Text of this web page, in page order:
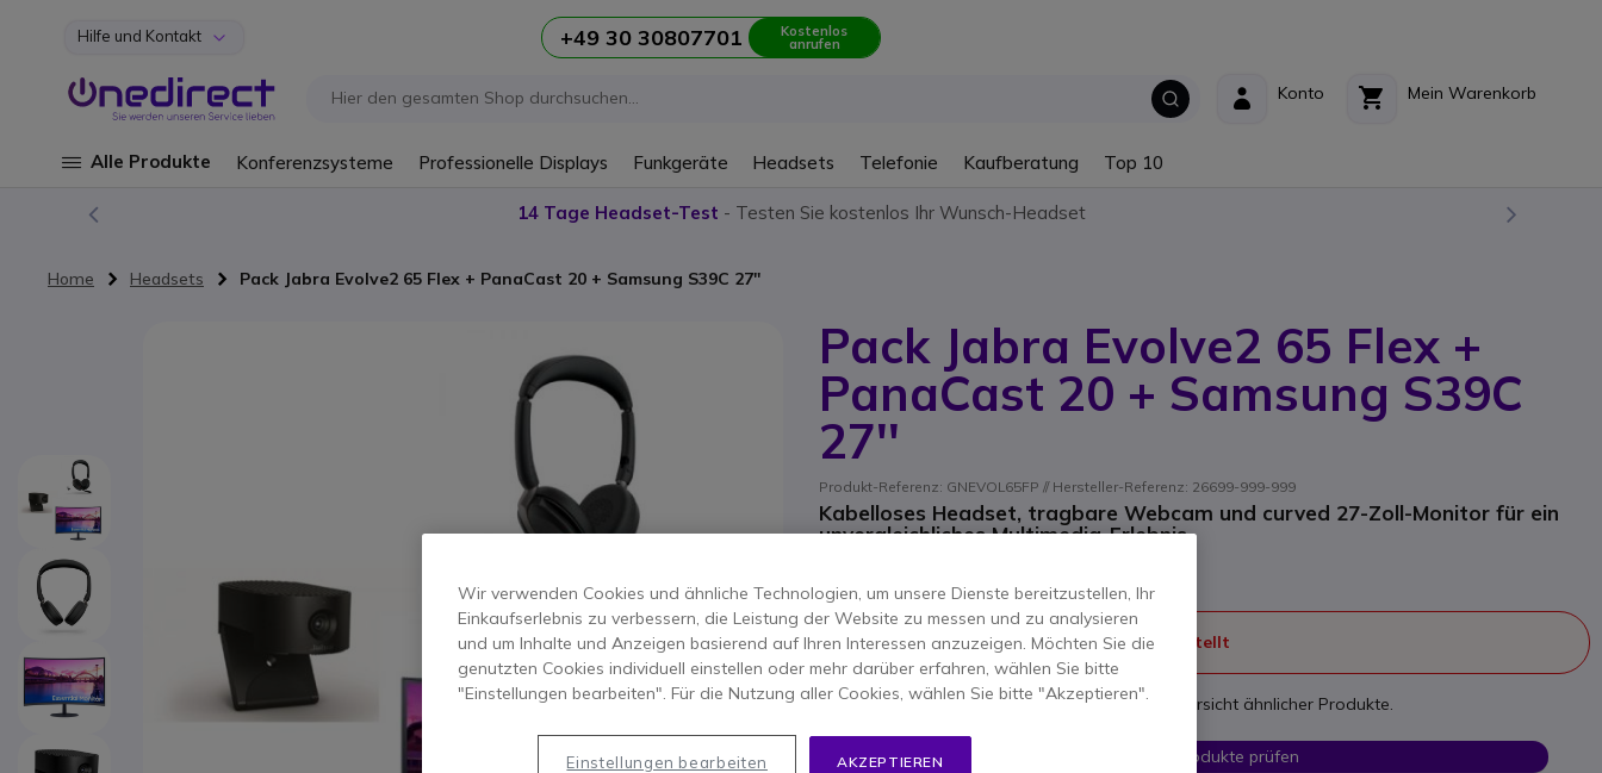
Zum Inhalt springen
Hilfe und Kontakt +49 30 30807701 Kostenlos
anrufen
Mein Warenkorb
Konto
Alle Produkte Konferenzsysteme Professionelle Displays Funkgeräte Headsets Telefonie Kaufberatung Top 10
14 Tage Headset-Test - Testen Sie kostenlos Ihr Wunsch-Headset
Home Headsets Pack Jabra Evolve2 65 Flex + PanaCast 20 + Samsung S39C 27''
Pack Jabra Evolve2 65 Flex +
PanaCast 20 + Samsung S39C
27''
Produkt-Referenz: GNEVOL65FP // Hersteller-Referenz: 26699-999-999
Kabelloses Headset, tragbare Webcam und curved 27-Zoll-Monitor für ein
unvergleichliches Multimedia-Erlebnis.
Dieses Produkt wird nicht mehr hergestellt
Hier finden Sie eine Übersicht ähnlicher Produkte.
Ähnliche Produkte prüfen
Wir verwenden Cookies und ähnliche Technologien, um unsere Dienste bereitzustellen, Ihr
Einkaufserlebnis zu verbessern, die Leistung der Website zu messen und zu analysieren
und um Inhalte und Anzeigen basierend auf Ihren Interessen anzuzeigen. Möchten Sie die
genutzten Cookies individuell einstellen oder mehr darüber erfahren, wählen Sie bitte
"Einstellungen bearbeiten". Für die Nutzung aller Cookies, wählen Sie bitte "Akzeptieren".
AKZEPTIEREN
Einstellungen bearbeiten